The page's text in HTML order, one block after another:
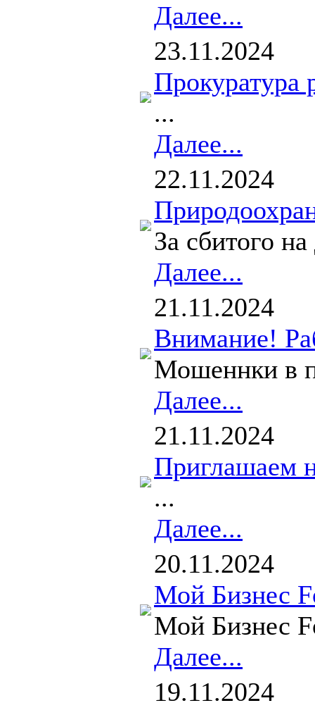
Далее...
23.11.2024
Прокуратура
...
Далее...
22.11.2024
За сбитого
Далее...
21.11.2024
Внимание!
Мошеннки в
Далее...
21.11.2024
Приглашаем
...
Далее...
20.11.2024
Мой Бизнес
Мой Бизнес
Далее...
19.11.2024